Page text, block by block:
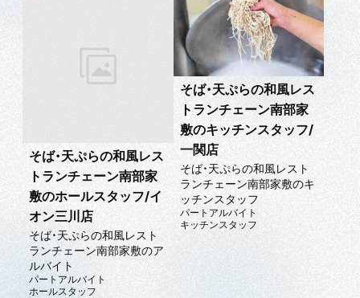
そば・天ぷらの和風レス
トランチェーン南部家
敷のホールスタッフ/イ
オン三川店
そば・天ぷらの和風レスト
ランチェーン南部家敷のア
ルバイト
パートアルバイト
ホールスタッフ
そば・天ぷらの和風レス
トランチェーン南部家
敷のキッチンスタッフ/
一関店
そば・天ぷらの和風レスト
ランチェーン南部家敷のキ
ッチンスタッフ
パートアルバイト
キッチンスタッフ